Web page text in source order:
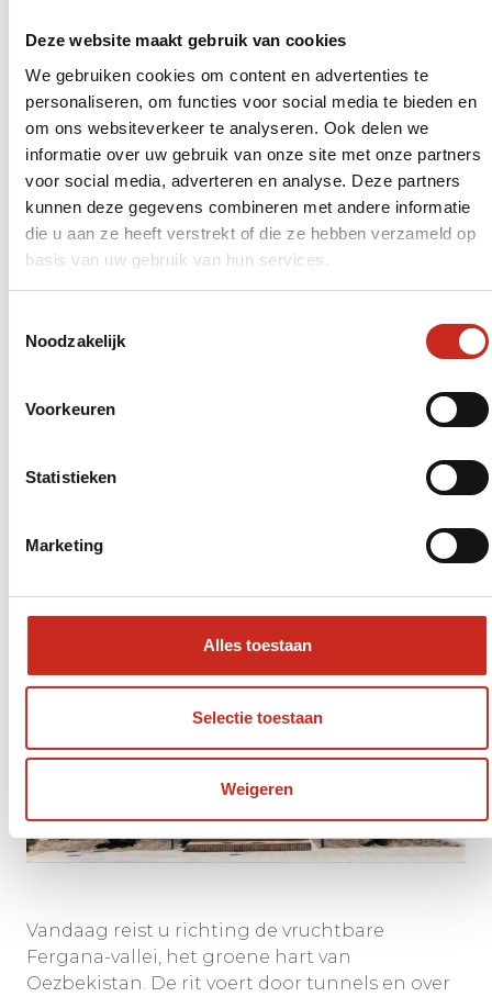
Deze website maakt gebruik van cookies
We gebruiken cookies om content en advertenties te
personaliseren, om functies voor social media te bieden en
om ons websiteverkeer te analyseren. Ook delen we
informatie over uw gebruik van onze site met onze partners
voor social media, adverteren en analyse. Deze partners
kunnen deze gegevens combineren met andere informatie
die u aan ze heeft verstrekt of die ze hebben verzameld op
basis van uw gebruik van hun services.
Noodzakelijk
Voorkeuren
Statistieken
Marketing
Alles toestaan
Selectie toestaan
Weigeren
Na een ontspannen ochtend vertrekt u weer
richting Tashkent. Onderweg ziet u het
Oezbeekse landschap aan u voorbij trekken:
dorpen, velden en markten. In Tashkent heeft u
tijd voor een laatste wandeling of een bezoek
aan een kunstgalerie. De avond is vrij om zelf
probeer zeker plov, het nationale gerecht. Uw
Dag 7 – Naar Kokand in de
Vandaag reist u richting de vruchtbare
Fergana-vallei, het groene hart van
Oezbekistan. De rit voert door tunnels en over